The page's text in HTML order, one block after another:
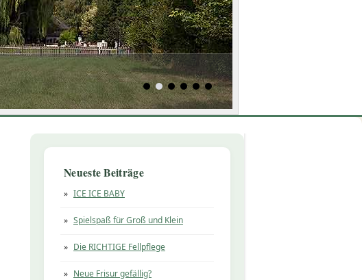
Neueste Beiträge
ICE ICE BABY
Spielspaß für Groß und Klein
Die RICHTIGE Fellpflege
Neue Frisur gefällig?